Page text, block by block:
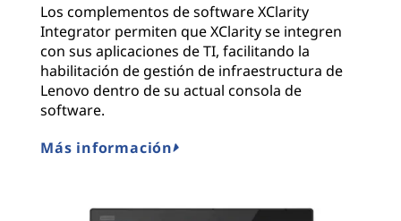
Los complementos de software XClarity
Integrator permiten que XClarity se integren
con sus aplicaciones de TI, facilitando la
habilitación de gestión de infraestructura de
Lenovo dentro de su actual consola de
software.
Más información